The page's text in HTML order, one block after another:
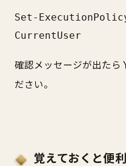
Set-
CurrentUser
確認メッセージが出たら
ださい。
覚えておくと便